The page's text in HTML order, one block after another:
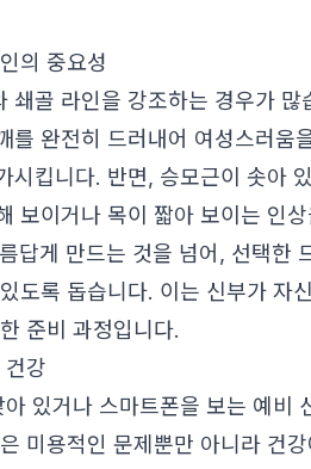
의 중요성
쇄골 라인을 강조하는 경우가 많
를 완전히 드러내어 여성스러움
시킵니다. 반면, 승모근이 솟아
보이거나 목이 짧아 보이는 인
답게 만드는 것을 넘어, 선택한
도록 돕습니다. 이는 신부가 자
준비 과정입니다.
강
있거나 스마트폰을 보는 예비
미용적인 문제뿐만 아니라 건강